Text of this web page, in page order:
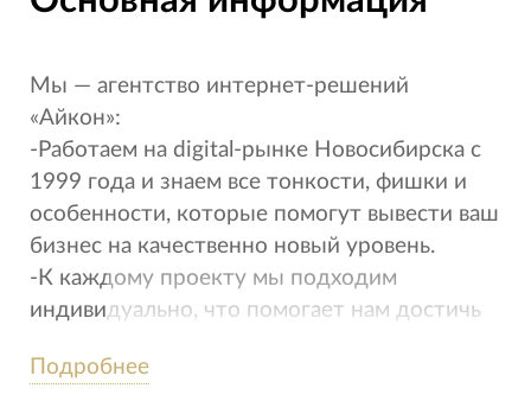
Мы — агентство интернет-решений
«Айкон»:
-Работаем на digital-рынке Новосибирска c
1999 года и знаем все тонкости, фишки и
особенности, которые помогут вывести ваш
бизнес на качественно новый уровень.
-К каждому проекту мы подходим
индивидуально, что помогает нам достичь
Благодаря этому наши клиенты
Подробнее